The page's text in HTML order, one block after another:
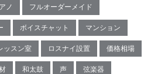
ノ フルオーダーメイド
ボイスチャット マンション
ッスン室 ロスナイ設置 価格相場
和太鼓 声 弦楽器